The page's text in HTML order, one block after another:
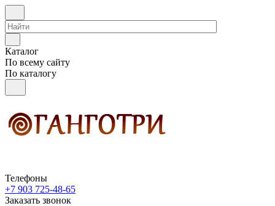
Каталог
По всему сайту
По каталогу
Телефоны
+7 903 725-48-65
Заказать звонок